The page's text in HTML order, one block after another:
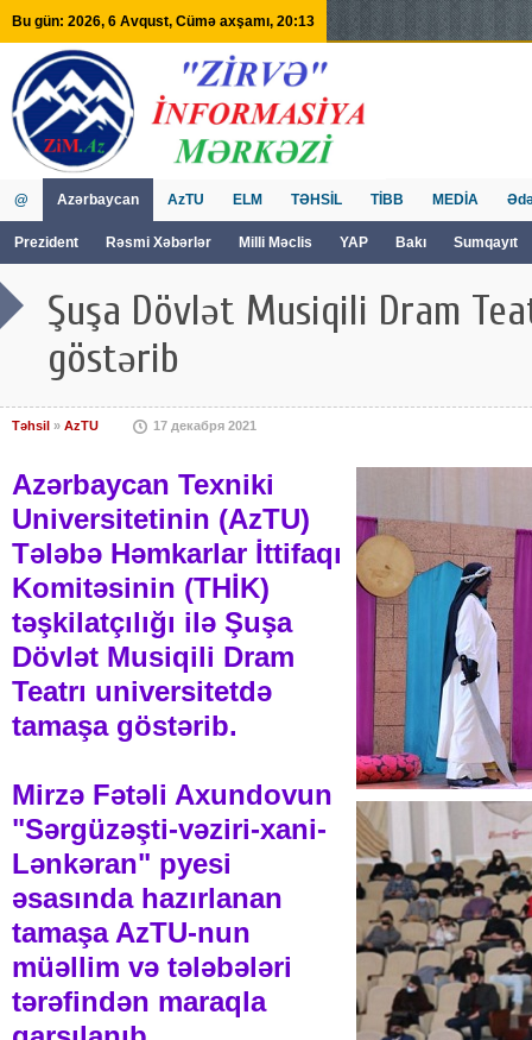
Bu gün: 2026, 6 Avqust, Cümə axşamı, 20:13
@ Azərbaycan
Prezident Rəsmi Xəbərlər Milli Məclis YAP Bakı Sumqayıt
AzTU ELM TƏHSİL TİBB MEDİA
Şuşa Dövlət Musiqili Dram
göstərib
Təhsil » AzTU 17 декабря 2021
Azərbaycan Texniki
Universitetinin (AzTU)
Tələbə Həmkarlar İttifaqı
Komitəsinin (THİK)
təşkilatçılığı ilə Şuşa
Dövlət Musiqili Dram
Teatrı universitetdə
tamaşa göstərib.
Mirzə Fətəli Axundovun
"Sərgüzəşti-vəziri-xani-
Lənkəran" pyesi
əsasında hazırlanan
tamaşa AzTU-nun
müəllim və tələbələri
tərəfindən maraqla